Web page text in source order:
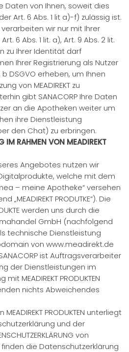
Daten von Ihnen, soweit dies
Art. 6 Abs. 1 lit a)-f) zulässig ist.
wir nur mit Ihrer
6 Abs. 1 lit. a), Art. 9 Abs. 2 lit.
zu Ihrer Identität darf
Ihrer Registrierung als Nutzer
b DSGVO erheben, um Ihnen
von MEADIREKT zu
gibt SANACORP Ihre Daten
an die Apotheken weiter um
ihre Dienstleistung
den Chat) zu erbringen.
IM RAHMEN VON MEADIREKT
Angebotes nutzen wir
welche mit dem
– meine Apotheke“ versehen
„MEADIREKT PRODUTKE“). Die
werden uns durch die
GmbH (nachfolgend
technische Dienstleistung
von www.meadirekt.de
ist Auftragsverarbeiter
der Dienstleistungen im
MEADIREKT PRODUKTEN
nichts Abweichendes
PRODUKTEN unterliegt
und der
von
finden die Datenschutzerklärung